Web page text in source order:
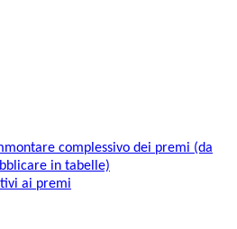
complessivo dei premi (da
in tabelle)
ai premi